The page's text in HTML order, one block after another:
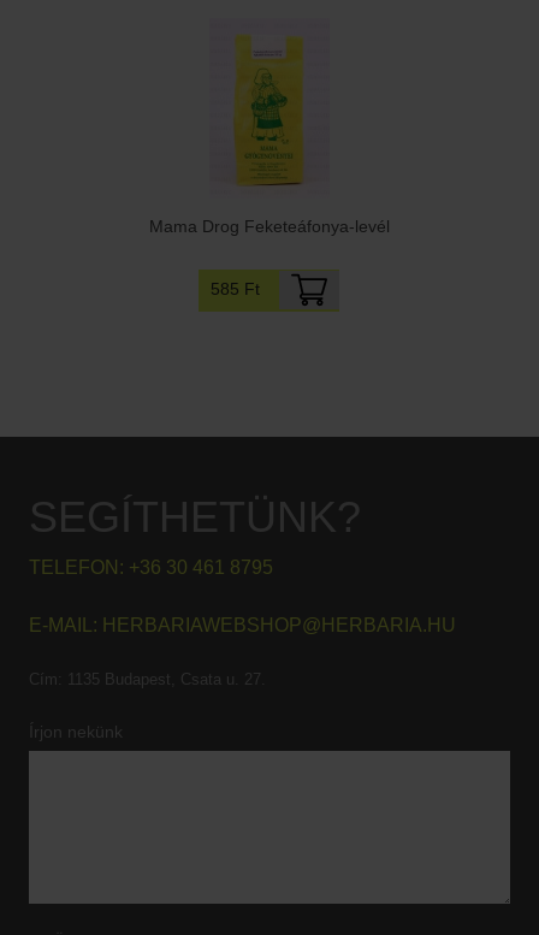
Mama Drog Feketeáfonya-levél
585 Ft
SEGÍTHETÜNK?
TELEFON: +36 30 461 8795
E-MAIL: HERBARIAWEBSHOP@HERBARIA.HU
Cím: 1135 Budapest, Csata u. 27.
Írjon nekünk